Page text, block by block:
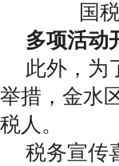
国
多项活动
此外，为
举措，金水
税人。
税务宣传